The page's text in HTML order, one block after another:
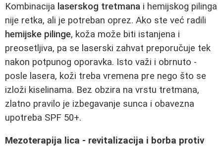
Kombinacija laserskog tretmana i hemijskog pilinga
nije retka, ali je potreban oprez. Ako ste već radili
hemijske pilinge, koža može biti istanjena i
preosetljiva, pa se laserski zahvat preporučuje tek
nakon potpunog oporavka. Isto važi i obrnuto -
posle lasera, koži treba vremena pre nego što se
izloži kiselinama. Bez obzira na vrstu tretmana,
zlatno pravilo je izbegavanje sunca i obavezna
upotreba SPF 50+.
Mezoterapija lica - revitalizacija i borba protiv